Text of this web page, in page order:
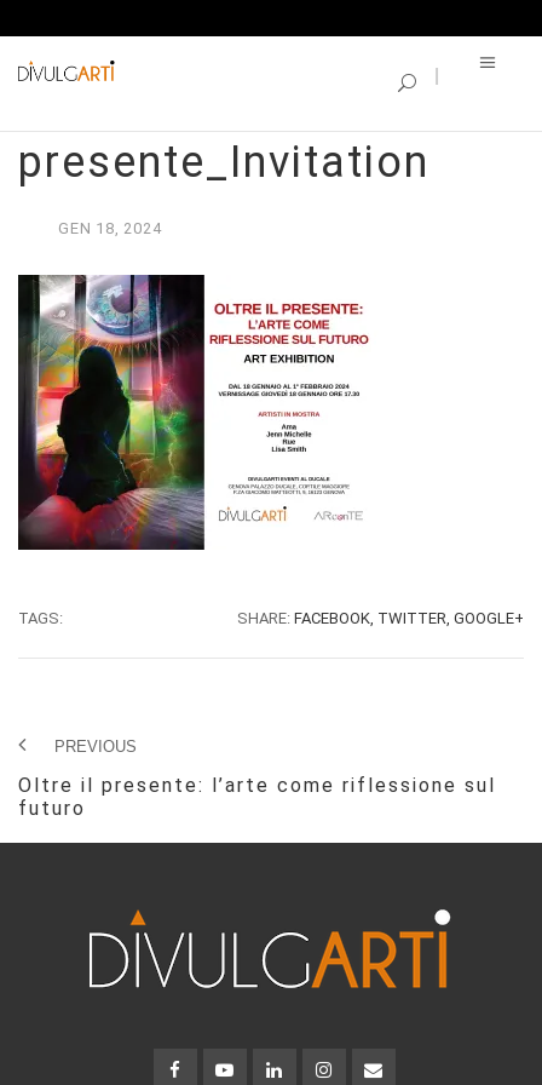
presente_Invitation
GEN 18, 2024
TAGS: SHARE: FACEBOOK, TWITTER, GOOGLE+
PREVIOUS
Oltre il presente: l’arte come riflessione sul
futuro